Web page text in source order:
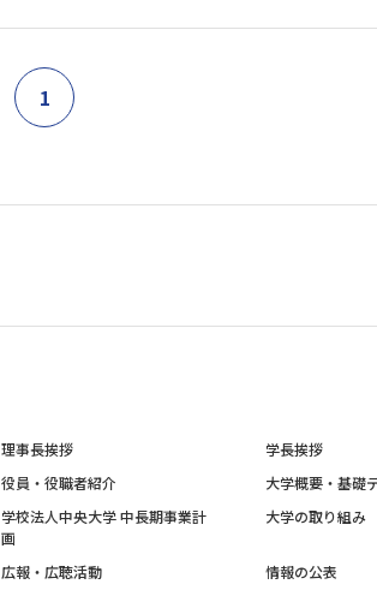
1
理事長挨拶 学長挨拶
役員・役職者紹介
大学概要・基礎
学校法人中央大学 中長期事業計
画
大学の取り組み
広報・広聴活動 情報の公表